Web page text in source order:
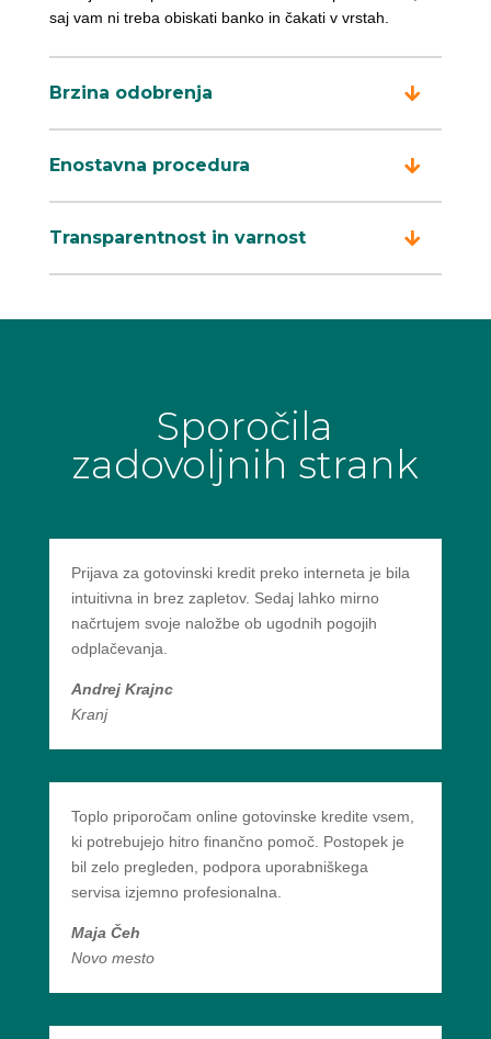
saj vam ni treba obiskati banko in čakati v vrstah.
Brzina odobrenja
Enostavna procedura
Transparentnost in varnost
Sporočila
zadovoljnih strank
Prijava za gotovinski kredit preko interneta je bila
intuitivna in brez zapletov. Sedaj lahko mirno
načrtujem svoje naložbe ob ugodnih pogojih
odplačevanja.
Andrej Krajnc
Kranj
Toplo priporočam online gotovinske kredite vsem,
ki potrebujejo hitro finančno pomoč. Postopek je
bil zelo pregleden, podpora uporabniškega
servisa izjemno profesionalna.
Maja Čeh
Novo mesto